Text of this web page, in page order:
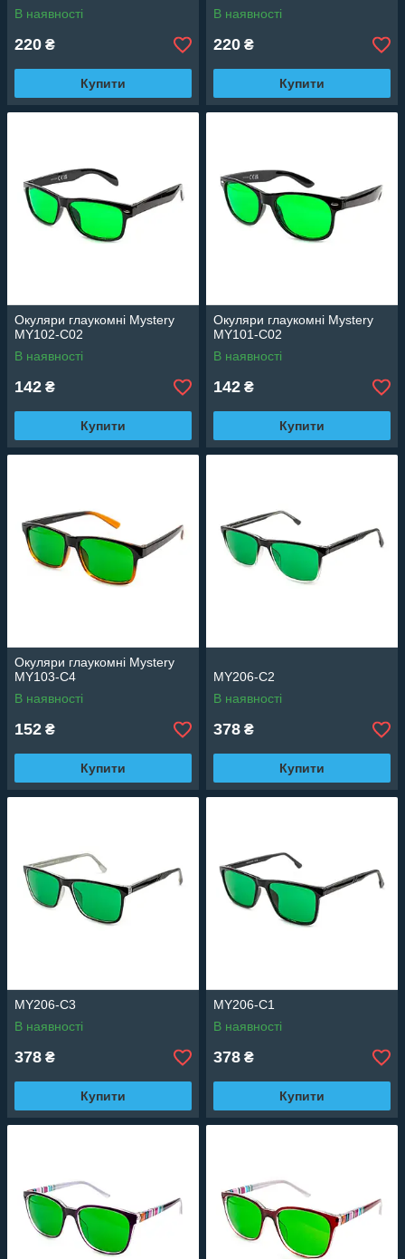
В наявності
220 ₴
Купити
В наявності
220 ₴
Купити
Окуляри глаукомні Mystery
MY102-C02
В наявності
142 ₴
Купити
Окуляри глаукомні Mystery
MY101-C02
В наявності
142 ₴
Купити
Окуляри глаукомні Mystery
MY103-C4
В наявності
152 ₴
Купити
MY206-C2
В наявності
378 ₴
Купити
MY206-C3
В наявності
378 ₴
Купити
MY206-C1
В наявності
378 ₴
Купити